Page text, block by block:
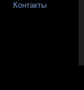
Контакты